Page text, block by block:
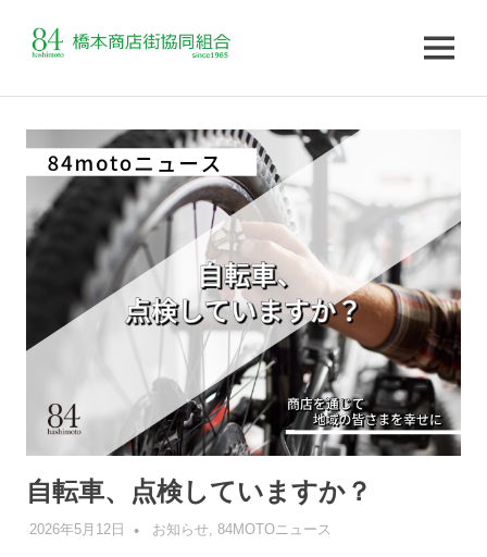
MENU
自転車、点検していますか？
2026年5月12日 管理者
お知らせ, 84MOTOニュース